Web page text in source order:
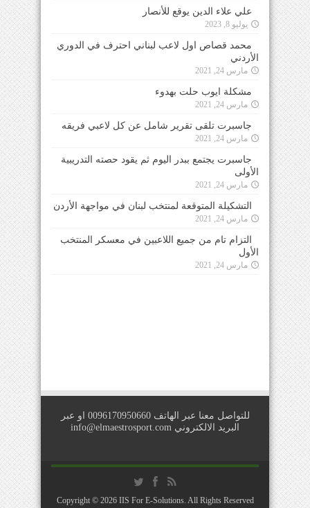
علي علاء الدين يوقع للأنصار
يوليو 8, 2023
محمد قصاص اول لاعب لبناني احترف في الدوري
الأردني
مارس 24, 2021
مشكلة ايوب حلت بهدوء
مارس 24, 2021
جاسبرت تلقى تقرير شامل عن كل لاعبي فريقه
مارس 24, 2021
جاسبرت يجتمع ببدر اليوم ثم يقود حصته التدريبية
الأولى
مارس 24, 2021
التشكيلة المتوقعة لمنتخب لبنان في مواجهة الأردن
مارس 24, 2021
التزام تام من جميع اللاعبين في معسكر المنتخب
الأول
مارس 24, 2021
للتواصل معنا عبر الهاتف 0096170950660 او عبر
البريد الالكتروني info@elmaestrosport.com
Copyright © 2026 IIS For E-Solutions. All Rights Reserved